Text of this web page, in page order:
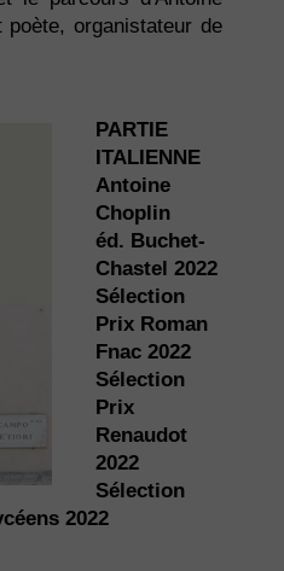
poète, organistateur de
PARTIE
ITALIENNE
Antoine
Choplin
éd. Buchet-
Chastel 2022
Sélection
Prix Roman
Fnac 2022
Sélection
Prix
Renaudot
2022
Sélection
2022